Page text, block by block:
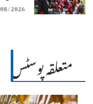
2026
متعلقہ پوسٹس